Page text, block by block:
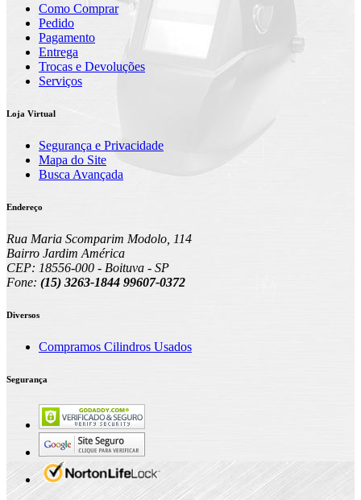
Como Comprar
Pedido
Pagamento
Entrega
Trocas e Devoluções
Serviços
Loja Virtual
Segurança e Privacidade
Mapa do Site
Busca Avançada
Endereço
Rua Maria Scomparim Modolo, 114
Bairro Jardim América
CEP: 18556-000 - Boituva - SP
Fone: (15) 3263-1844 99607-0372
Diversos
Compramos Cilindros Usados
Segurança